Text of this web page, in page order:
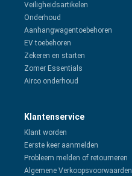
Veiligheidsartikelen
Onderhoud
Aanhangwagentoebehoren
EV toebehoren
Zekeren en starten
Zomer Essentials
Airco onderhoud
Klantenservice
Klant worden
Eerste keer aanmelden
Probleem melden of retourneren
Algemene Verkoopsvoorwaarden